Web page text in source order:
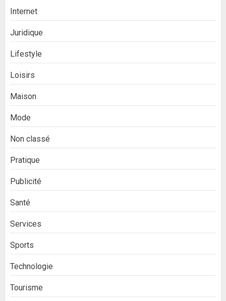
Internet
Juridique
Lifestyle
Loisirs
Maison
Mode
Non classé
Pratique
Publicité
Santé
Services
Sports
Technologie
Tourisme